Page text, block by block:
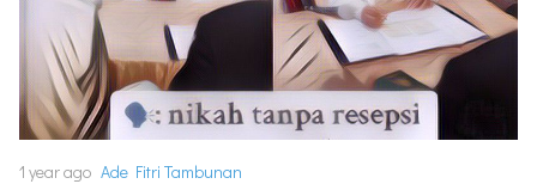
1 year ago Ade Fitri Tambunan